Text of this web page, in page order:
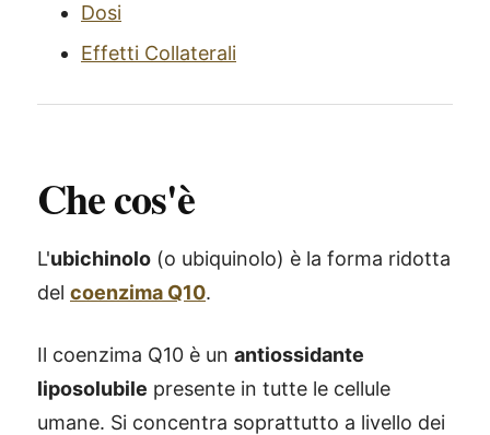
Dosi
Effetti Collaterali
Che cos'è
L'ubichinolo (o ubiquinolo) è la forma ridotta
del coenzima Q10.
Il coenzima Q10 è un antiossidante
liposolubile presente in tutte le cellule
umane. Si concentra soprattutto a livello dei